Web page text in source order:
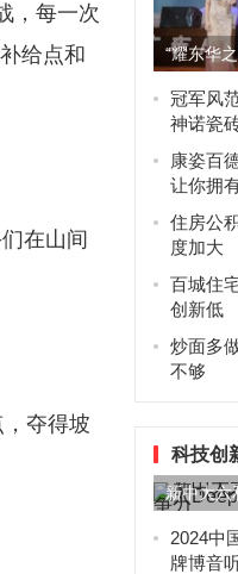
，每一次
给点和
在山间
夺得坡
“耀东华
商会30
冠军风
神诺瓷
康姿百
让你拥
住房公
度加大
百城住
创新低
炒面多
不够
科技创
新中大六
2024中
牌博音